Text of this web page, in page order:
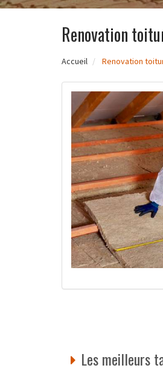
Renovation
Accueil Renovation
Les meilleurs